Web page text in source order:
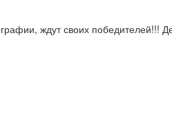
ждут своих победителей!!!